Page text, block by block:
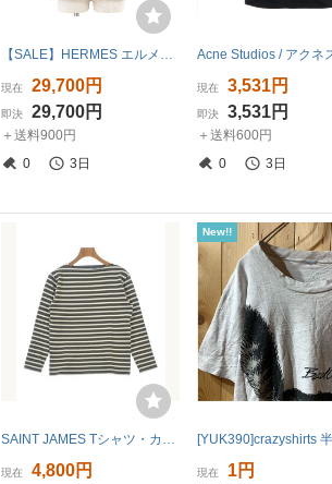
【SALE】HERMES エルメス 半袖Ｔシャツ 34 レディース 2025年製 刺繍 レース カットソー トップス オフホワイト 白 フランス製
現在 29,700円
即決 29,700円
＋送料900円
0
3日
現在 3,531円
即決 3,531円
＋送料600円
0
3日
SAINT JAMES Tシャツ・カットソー レディース セントジェームス 中古 古着
現在 4,800円
New!!
現在 1円